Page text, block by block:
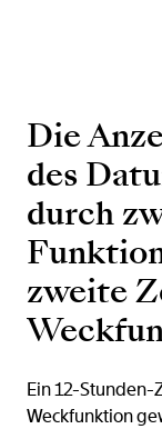
Die
des
durch
zweite
Ein 12-
Weckfunktion